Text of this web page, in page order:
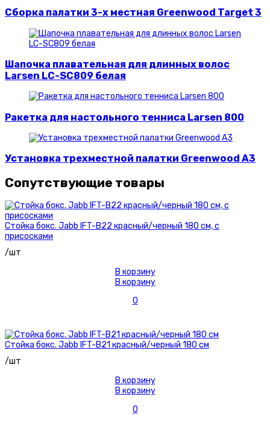
Сборка палатки 3-х местная Greenwood Target 3
Шапочка плавательная для длинных волос
Larsen LC-SC809 белая
Ракетка для настольного тенниса Larsen 800
Установка трехместной палатки Greenwood A3
Сопутствующие товары
Стойка бокс. Jabb IFT-B22 красный/черный 180 см, с
присосками
/шт
В корзину
В корзину
0
Стойка бокс. Jabb IFT-B21 красный/черный 180 см
/шт
В корзину
В корзину
0